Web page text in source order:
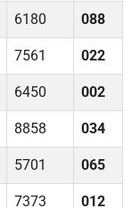
6180 088
7561 022
6450 002
8858 034
5701 065
7373 012